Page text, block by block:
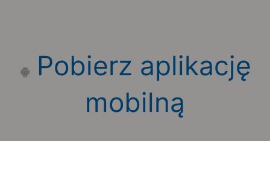
Pobierz aplikację
mobilną